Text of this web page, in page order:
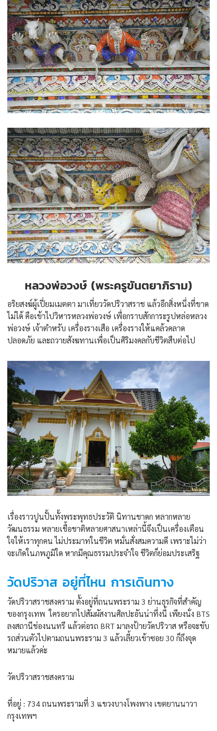
หลวงพ่อวงษ์ (พระครูขันตยาภิราม)
อริยสงฆ์ผู้เปี่ยมเมตตา มาเที่ยววัดปริวาสราช แล้วอีกสิ่งหนึ่งที่ขาด
ไม่ได้ คือเข้าไปวิหารหลวงพ่อวงษ์ เพื่อกราบสักการะรูปหล่อหลวง
พ่อวงษ์ เจ้าตำหรับ เครื่องรางเสือ เครื่องรางให้แคล้วคลาด
ปลอดภัย และถวายสังฆทานเพื่อเป็นศิริมงคลกับชีวิตสืบต่อไป
เรื่องราวปูนปั้นทั้งพระพุทธประวัติ นิทานชาดก หลากหลาย
วัฒนธรรม หลายเชื้อชาติหลายศาสนาเหล่านี้จึงเป็นเครื่องเตือน
ใจให้เราทุกคน ไม่ประมาทในชีวิต หมั่นสั่งสมความดี เพราะไม่ว่า
จะเกิดในภพภูมิใด หากมีคุณธรรมประจำใจ ชีวิตก็ย่อมประเสริฐ
วัดปริวาส อยู่ที่ไหน การเดินทาง
วัดปริวาสราชสงคราม ตั้งอยู่ที่ถนนพระราม 3 ย่านธุรกิจที่สำคัญ
ของกรุงเทพ ใครอยากไปสัมผัสงานศิลปะอันน่าทึ่งนี้ เพียงนั่ง BTS
ลงสถานีช่องนนทรี แล้วต่อรถ BRT มาลงป้ายวัดปริวาส หรือจะขับ
รถส่วนตัวไปตามถนนพระราม 3 แล้วเลี้ยวเข้าซอย 30 ก็ถึงจุด
หมายแล้วค่ะ
วัดปริวาสราชสงคราม
ที่อยู่ : 734 ถนนพระรามที่ 3 แขวงบางโพงพาง เขตยานนาวา
กรุงเทพฯ